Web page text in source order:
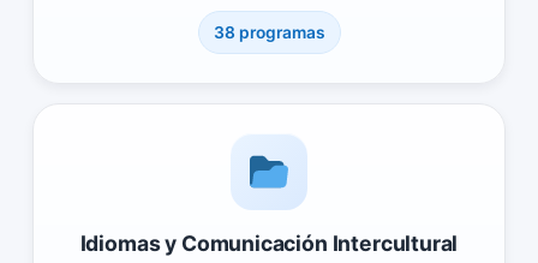
38 programas
Idiomas y Comunicación Intercultural